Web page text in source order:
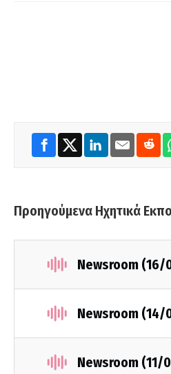
Προηγούμενα Ηχητικά
Newsroom (16/
Newsroom (14/
Newsroom (11/